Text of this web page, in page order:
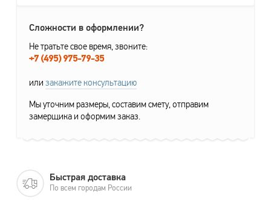
Сложности в оформлении?
Не тратьте свое время, звоните:
+7 (495) 975-79-35
или закажите консультацию
Мы уточним размеры, составим смету, отправим
замерщика и оформим заказ.
Быстрая доставка
По всем городам России